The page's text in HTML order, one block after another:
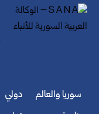
سوريا والعالم
دولي